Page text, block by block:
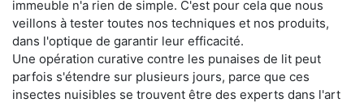
immeuble n'a rien de simple. C'est pour cela que nous
veillons à tester toutes nos techniques et nos produits,
dans l'optique de garantir leur efficacité.
Une opération curative contre les punaises de lit peut
parfois s'étendre sur plusieurs jours, parce que ces
insectes nuisibles se trouvent être des experts dans l'art